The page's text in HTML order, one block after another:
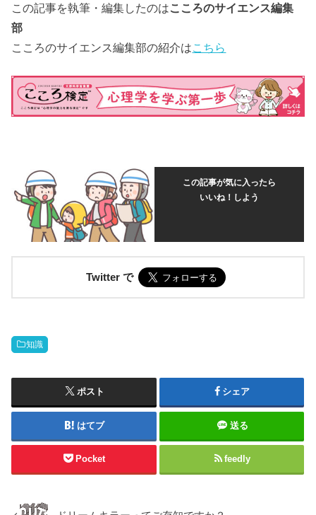
この記事を執筆・編集したのはこころのサイエンス編集
部
こころのサイエンス編集部の紹介はこちら
この記事が気に入ったら
いいね！しよう
Twitter で
知識
ポスト シェア
はてブ 送る
Pocket feedly